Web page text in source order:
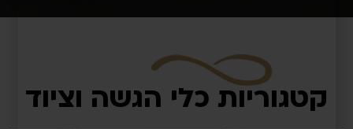
קטגוריות כלי הגשה וציוד